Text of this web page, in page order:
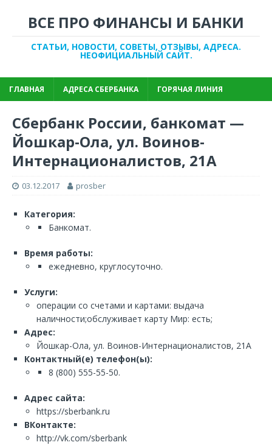
ВСЕ ПРО ФИНАНСЫ И БАНКИ
СТАТЬИ, НОВОСТИ, СОВЕТЫ, ОТЗЫВЫ, АДРЕСА.
НЕОФИЦИАЛЬНЫЙ САЙТ.
ГЛАВНАЯ АДРЕСА СБЕРБАНКА ГОРЯЧАЯ ЛИНИЯ
Сбербанк России, банкомат —
Йошкар-Ола, ул. Воинов-
Интернационалистов, 21А
03.12.2017 prosber
Категория:
Банкомат.
Время работы:
ежедневно, круглосуточно.
Услуги:
операции со счетами и картами: выдача
наличности;обслуживает карту Мир: есть;
Адрес:
Йошкар-Ола, ул. Воинов-Интернационалистов, 21А
Контактный(е) телефон(ы):
8 (800) 555-55-50.
Адрес сайта:
https://sberbank.ru
ВКонтакте:
http://vk.com/sberbank